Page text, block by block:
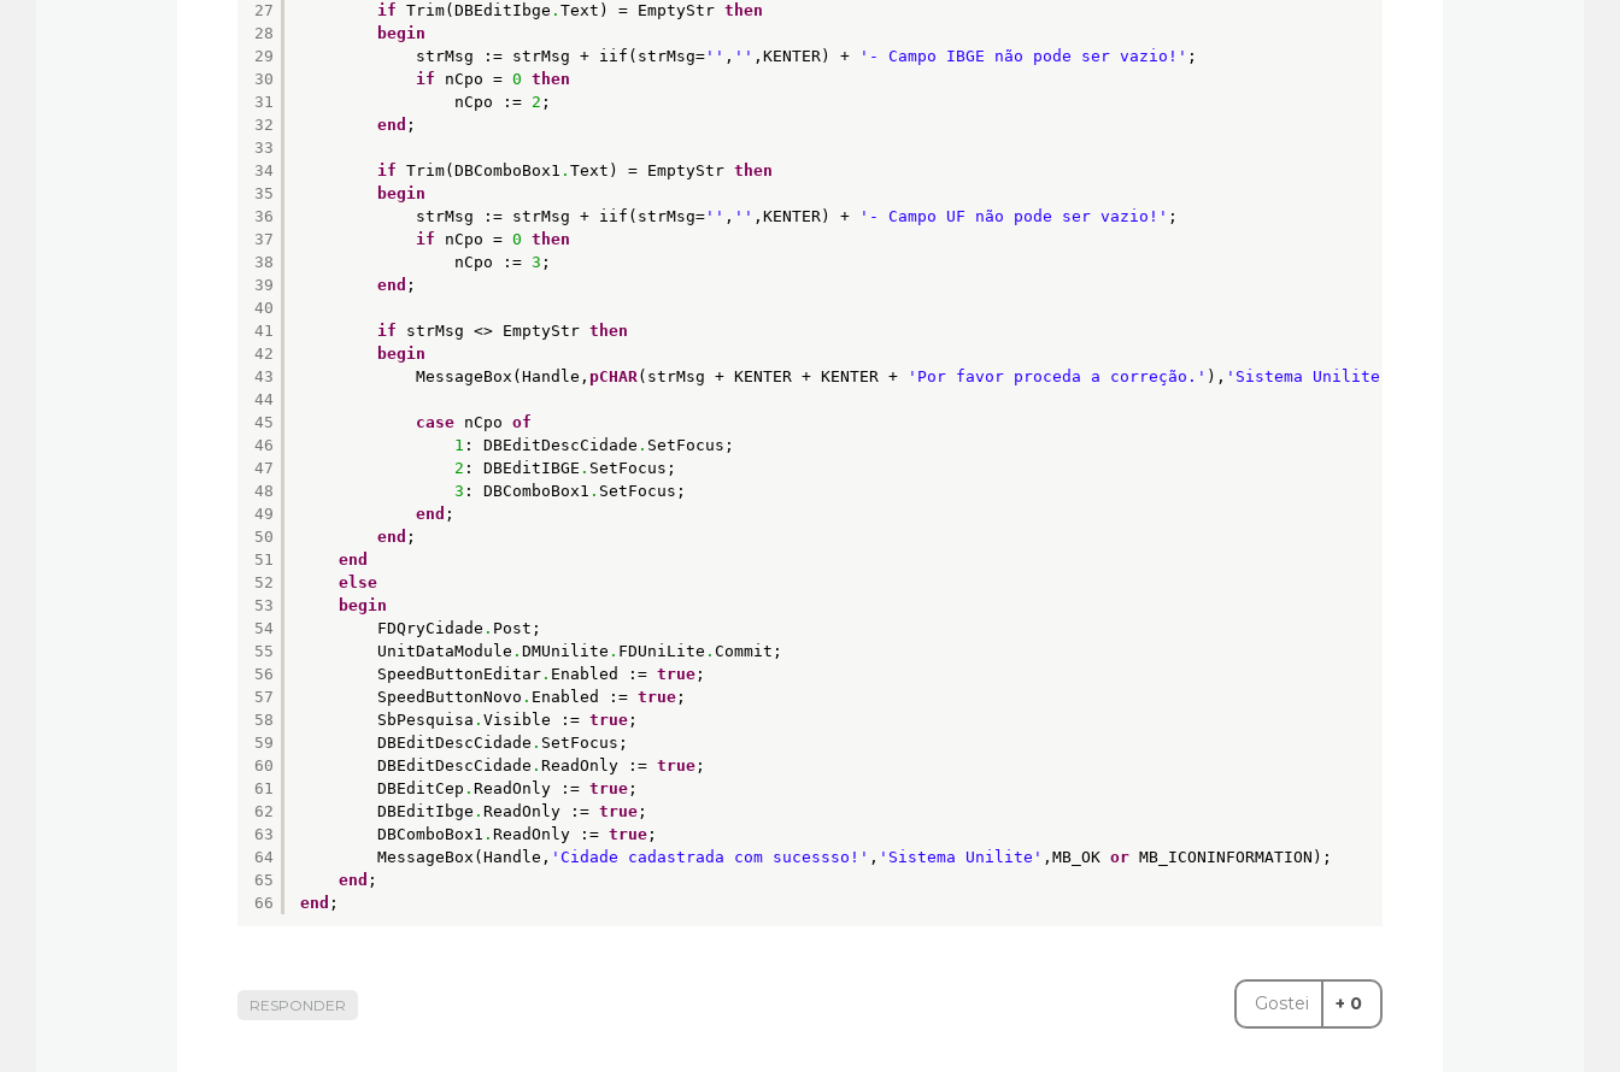
27
28
29
30
31
32
33
34
35
36
37
38
39
40
41
42
43
44
45
46
47
48
49
50
51
52
53
54
55
56
57
58
59
60
61
62
63
64
65
66
if Trim(DBEditIbge . Text) = EmptyStr then
begin
strMsg := strMsg + iif(strMsg= '' , '' ,KENTER) + '- Campo IBGE não pode ser vazio!' ;
if
nCpo = 0 then
nCpo := 2 ;
end ;
if Trim(DBComboBox1 . Text) = EmptyStr then
begin
strMsg := strMsg + iif(strMsg= '' , '' ,KENTER) + '- Campo UF não pode ser vazio!' ;
if
nCpo = 0 then
nCpo := 3 ;
end ;
if strMsg <> EmptyStr then
begin
MessageBox(Handle, pCHAR(strMsg + KENTER + KENTER + 'Por favor proceda a correção.' ), 'Sistema Unilite'
case nCpo of
1 : DBEditDescCidade . SetFocus;
2 : DBEditIBGE . SetFocus;
3 : DBComboBox1 . SetFocus;
end ;
end ;
end
else
begin
FDQryCidade . Post;
UnitDataModule . DMUnilite . FDUniLite . Commit;
SpeedButtonEditar . Enabled := true ;
SpeedButtonNovo . Enabled := true ;
SbPesquisa . Visible := true ;
DBEditDescCidade . SetFocus;
DBEditDescCidade . ReadOnly := true ;
DBEditCep . ReadOnly := true ;
DBEditIbge . ReadOnly := true ;
DBComboBox1 . ReadOnly := true ;
MessageBox(Handle, 'Cidade cadastrada com sucessso!' , 'Sistema Unilite' ,MB_OK or MB_ICONINFORMATION);
end ;
end ;
RESPONDER Gostei + 0